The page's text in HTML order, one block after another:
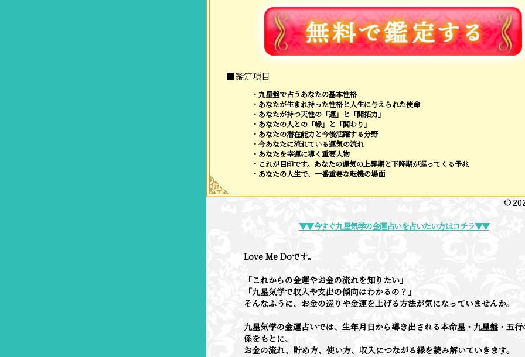
■鑑定項目
・九星盤で占うあなたの基本性格
・あなたが生まれ持った性格と人生に与えられた使命
・あなたが持つ天性の「運」と「開拓力」
・あなたの人との「縁」と「関わり」
・あなたの潜在能力と今後活躍する分野
・今あなたに流れている運気の流れ
・あなたを幸運に導く重要人物
・これが目印です。あなたの運気の上昇期と下降期が巡ってくる予兆
・あなたの人生で、一番重要な転機の場面
▼▼今すぐ九星気学の金運占いを占いたい方はコチラ▼▼
Love Me Doです。
「これからの金運やお金の流れを知りたい」
「九星気学で収入や支出の傾向はわかるの？」
そんなふうに、お金の巡りや金運を上げる方法が気になっていませんか。
九星気学の金運占いでは、生年月日から導き出される本命星・九星盤・五行
係をもとに、
お金の流れ、貯め方、使い方、収入につながる縁を読み解いていきます。